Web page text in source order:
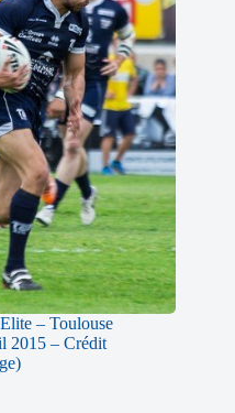
– Toulouse
2015 – Crédit